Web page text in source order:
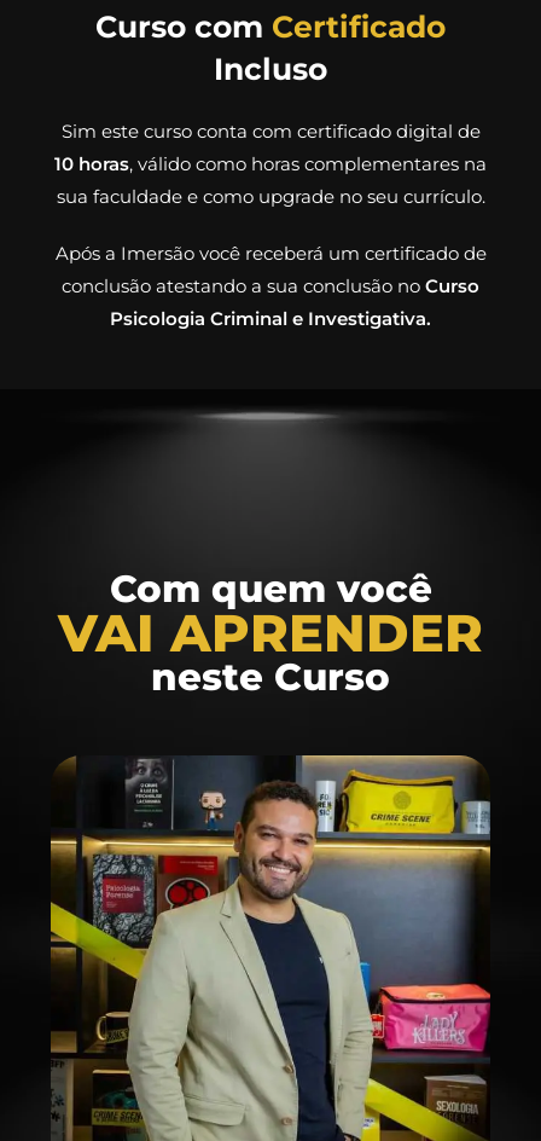
Curso com Certificado
Incluso
Sim este curso conta com certificado digital de
10 horas, válido como horas complementares na
sua faculdade e como upgrade no seu currículo.
Após a Imersão você receberá um certificado de
conclusão atestando a sua conclusão no Curso
Psicologia Criminal e Investigativa.
Com quem você
VAI APRENDER
neste Curso